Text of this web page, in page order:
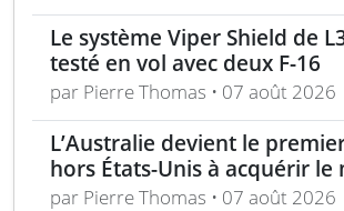
Le système Viper Shield de
testé en vol avec deux F-16
par Pierre Thomas • 07 août 2026
L’Australie devient le
hors États-Unis à acquérir le
AIM-260 JATM
par Pierre Thomas • 07 août 2026